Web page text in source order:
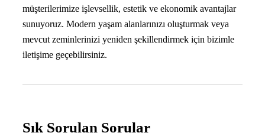
müşterilerimize işlevsellik, estetik ve ekonomik avantajlar
sunuyoruz. Modern yaşam alanlarınızı oluşturmak veya
mevcut zeminlerinizi yeniden şekillendirmek için bizimle
iletişime geçebilirsiniz.
Sık Sorulan Sorular